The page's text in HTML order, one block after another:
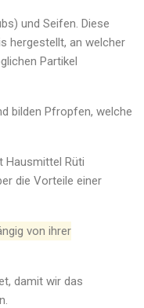
und Seifen. Diese
hergestellt, an welcher
Partikel
bilden Pfropfen, welche
Hausmittel Rüti
die Vorteile einer
von ihrer
damit wir das